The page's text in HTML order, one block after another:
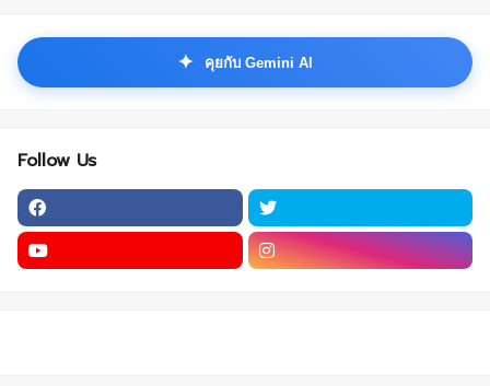
✦ คุยกับ Gemini AI
Follow Us